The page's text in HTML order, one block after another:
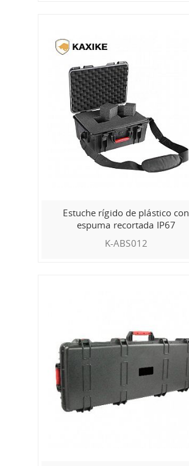
Estuche rígido de plástico con
espuma recortada IP67
K-ABS012